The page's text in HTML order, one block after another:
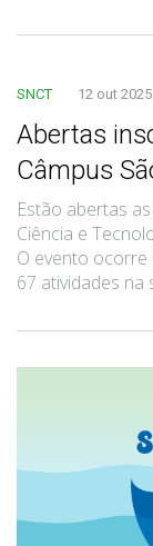
SNCT 12 out 2025
Abertas
Câmpus
Estão abertas
Ciência e
O evento ocorre
67 atividades na